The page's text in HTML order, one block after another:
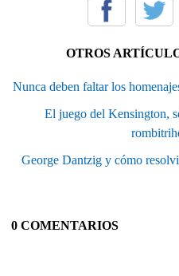
OTROS
Nunca deben faltar los
El juego del Kensington,
George Dantzig y cómo
0 COMENTARIOS